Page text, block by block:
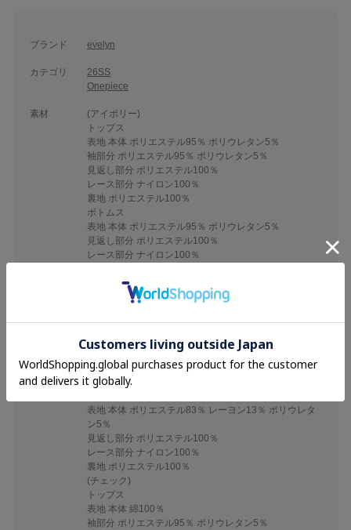
ブランド evelyn
カテゴリ
26SS
Onepiece
素材
(アイボリー)
トップス
表地 本体 ポリエステル95％ ポリウレタン5％
袖部分 ポリエステル95％ ポリウレタン5％
見返し部分 ポリエステル100％
レース部分 ナイロン100％
裏地 ポリエステル100％
ボトムス
表地 本体 ポリエステル95％ ポリウレタン5％
見返し部分 ポリエステル100％
レース部分 ナイロン100％
(チャコール)
ン5％
袖部分 ポリエステル95％ ポリウレタン5％
見返し部分 ポリエステル100％
レース部分 ナイロン100％
裏地 ポリエステル100％
表地 本体 ポリエステル83％ レーヨン13％ ポリウレタ
ン5％
見返し部分 ポリエステル100％
レース部分 ナイロン100％
裏地 ポリエステル100％
(チェック)
トップス
表地 本体 綿100％
袖部分 ポリエステル95％ ポリウレタン5％